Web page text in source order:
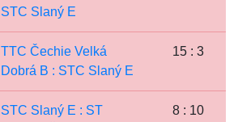
STC Slaný E
TTC Čechie Velká
Dobrá B : STC Slaný E
15 : 3
STC Slaný E : ST
8 : 10